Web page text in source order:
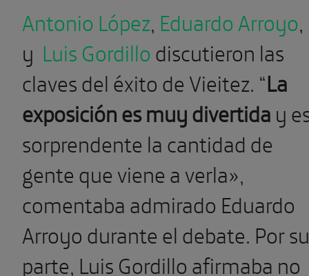
Antonio López, Eduardo Arroyo,
y Luis Gordillodiscutieron las
claves del éxito de Vieitez. “La
exposición es muy divertiday
sorprendente la cantidad de
gente que viene a verla»,
comentaba admirado Eduardo
Arroyo durante el debate. Por su
parte, Luis Gordillo afirmaba no